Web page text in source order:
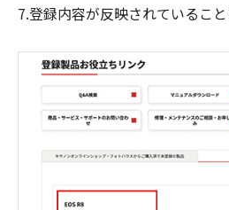
7.登録内容が反映されているこ